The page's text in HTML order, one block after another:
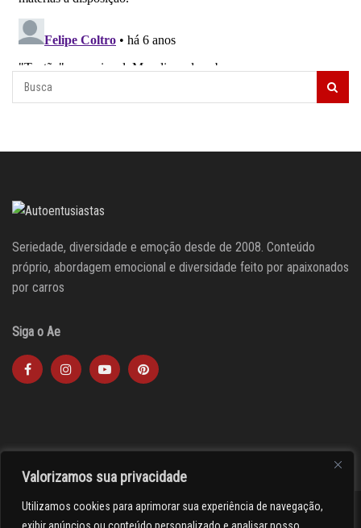
Valorizamos sua privacidade
Utilizamos cookies para aprimorar sua experiência de navegação,
Seriedade, diversidade e emoção desde de 2008. Conteúdo
próprio, abordagem emocional e diversidade feito por apaixonados
por carros
Siga o Ae
><(((º> 17